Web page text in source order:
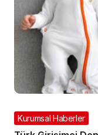
Kurumsal Haberler